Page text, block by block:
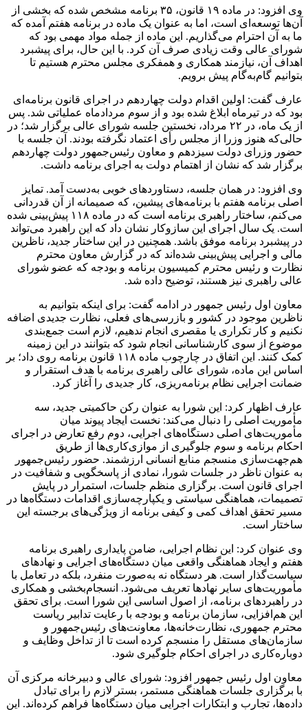
وی افزود: در ماده ۱۹ قانون، ۳۵ برنامه مشخص شده که بخشی از
آن‌ها توسعه‌ای است، اما به عنوان یک ماده در برنامه هفتم آمده که
ما به آن احترام می‌گذاریم. این ماده از جمله مواد مهمی بود که
شورای عالی وقت زیادی صرف آن کرد. با این حال، برای پیشبرد
اهداف آن، نیازمند همکاری و همفکری مجلس محترم هستیم تا
بتوانیم گام‌به‌گام پیش برویم.
عارف گفت: اولین اقدام دولت چهاردهم در اجرای قانون برنامه‌ای
بود که در تیرماه ابلاغ شده بود و از سوم مردادماه عملیاتی شد. پس
از یک ماه، در ۲۲ مرداد، نخستین جلسه شورای عالی برگزار شد؛ در
حالی‌که هنوز وزرا از مجلس رأی اعتماد نگرفته بودند. آن جلسه با
حضور وزرای دولت سیزدهم و معاون رئیس‌جمهور دولت چهاردهم
برگزار شد که نشان از اهتمام دولت به اجرای برنامه داشت.
وی افزود: در همان جلسه، دستاوردهای خوبی به‌دست آمد. تمایز
اصلی برنامه هفتم با برنامه‌های پیشین، که صمیمانه از آن قدردانی
می‌کنم، ساختار راهبری برنامه است که در ماده ۱۱۸ پیش‌بینی شده
است. یک سال اجرای این سازوکار نشان داد که این راهبرد می‌تواند
در پیشبرد برنامه موفق باشد. همچنین در این ساختار جدید، ناظرین
مالی و اجرایی پیش‌بینی شده‌اند که در گزارش معاون محترم
نظارت و رئیس محترم کمیسیون برنامه و بودجه که عضو شورای
عالی راهبری نیز هستند، توضیح داده شد.
معاون اول رئیس جمهور در ادامه گفت: برای اینکه بتوانیم به
ناظرین موجود در کشور و بازرسی‌های فعلی، نظارت جدیدی اضافه
نکنیم و کار تکراری یا مقصری انجام ندهیم، لازم است جمع‌بندی
موضوع از سوی کارشناسانی انجام شود که بتوانند در این زمینه
کمک کنند. این اتفاق در چارچوب ماده ۱۱۸ قانون برنامه روی داد؛ بر
اساس این ماده، شورای عالی راهبری برنامه با هدف استقرار و
ضمانت اجرایی نظام برنامه‌ریزی، کار جدیدی را آغاز کرد.
عارف اظهار کرد: این شورا به عنوان رکن حاکمیتی جدید، سه
مأموریت اصلی را دنبال می‌کند: نخست ایجاد پیوند میان
مأموریت‌های اصلی دستگاه‌های اجرایی، دوم رفع تعارض در اجرای
احکام برنامه و سوم جلوگیری از موازی‌کاری‌ها از طریق
هم‌جهت‌سازی منسجم منابع انسانی ارزشمند. حضور رئیس‌جمهور
به عنوان ناظر در جلسات شورا، نمادی از پاسخگویی و شفافیت در
اجرای قانون است. برگزاری منظم جلسات، استمرار در پایش
تصمیمات، هماهنگی سیاستی و یکپارچه‌سازی اقدامات دستگاه‌ها در
مسیر تحقق اهداف کمی و کیفی برنامه از ویژگی‌های برجسته این
ساختار است.
وی عنوان کرد: این نظام اجرایی، ضامن پایداری راهبری برنامه
هفتم و ایجاد هماهنگی واقعی میان دستگاه‌های اجرایی و نهادهای
سیاست‌گذار است. هر دستگاه نه به‌صورت منفرد، بلکه در تعامل با
مأموریت‌های سایر نهادها تعریف می‌شود. انسجام‌بخشی و همکاری
در راهبردهای برنامه، از اصول اساسی این شورا است. برای تحقق
این هم‌افزایی، سازمان برنامه و بودجه با رعایت تدابیر ریاست
محترم جمهوری، نظارت‌خانه‌ها، معاونت‌های رئیس‌جمهور و
سازمان‌های مستقل را منسجم کرده است تا از تداخل وظایف و
دوباره‌کاری در اجرای احکام جلوگیری شود.
معاون اول رئیس جمهور افزود: شورای عالی و دبیرخانه مرکزی آن
با برگزاری جلسات هماهنگی مستمر، بستر لازم را برای تبادل
داده‌ها، تجارب و ابتکارات اجرایی میان دستگاه‌ها فراهم کرده‌اند. این